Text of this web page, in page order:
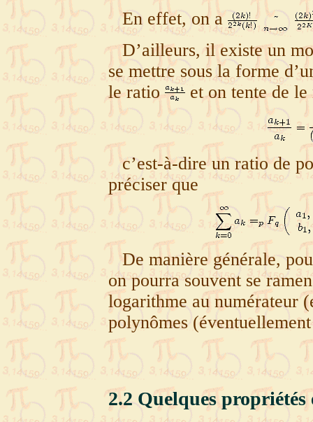
En effet, on a
D’ailleurs, il existe un
se mettre sous la forme
le ratio
et on tente de
c’est-à-dire un ratio de
préciser que
De manière générale,
on pourra souvent se
logarithme au numérateur
polynômes
2.2 Quelques propriétés